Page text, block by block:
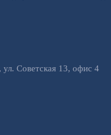
Советская 13, офис 4